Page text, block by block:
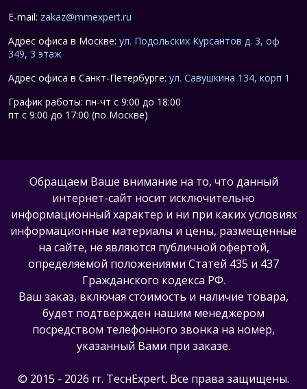
E-mail: zakaz@mmexpert.ru
Адрес офиса в Москве: ул. Подольских Курсантов д. 3, оф
349, 3 этаж
Адрес офиса в Санкт-Петербурге: ул. Савушкина 134, корп 1
График работы: пн-чт с 9:00 до 18:00
пт с 9:00 до 17:00 (по Москве)
Обращаем Ваше внимание на то, что данный
интернет-сайт носит исключительно
информационный характер и ни при каких условиях
информационные материалы и цены, размещенные
на сайте, не являются публичной офертой,
определяемой положениями Статей 435 и 437
Гражданского кодекса РФ.
Ваш заказ, включая стоимость и наличие товара,
будет подтвержден нашим менеджером
посредством телефонного звонка на номер,
указанный Вами при заказе.
© 2015 - 2026 гг. ТеcнExpert. Все права защищены.